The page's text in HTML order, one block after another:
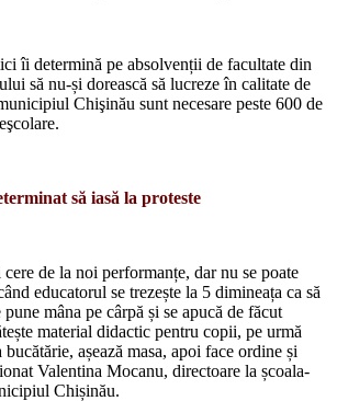
îi determină pe absolvenții de facultate din
să nu-și dorească să lucre­ze în calitate de
Chişinău sunt necesare peste 600 de
să iasă la proteste
de la noi performanțe, dar nu se poate
educatorul se trezește la 5 dimineața ca să
mâna pe cârpă și se apucă de făcut
material didac­tic pentru copii, pe urmă
bucătărie, așează masa, apoi face or­dine și
Valentina Mocanu, directoare la școala-
Chișinău.